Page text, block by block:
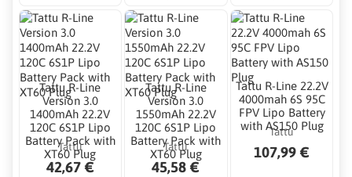
Tattu R-Line
Version 3.0
1400mAh 22.2V
120C 6S1P Lipo
Battery Pack with
XT60 Plug
Tattu
42,67 €
Tattu R-Line
Version 3.0
1550mAh 22.2V
120C 6S1P Lipo
Battery Pack with
XT60 Plug
Tattu
45,58 €
Tattu R-Line 22.2V
4000mah 6S 95C
FPV Lipo Battery
with AS150 Plug
Tattu
107,99 €